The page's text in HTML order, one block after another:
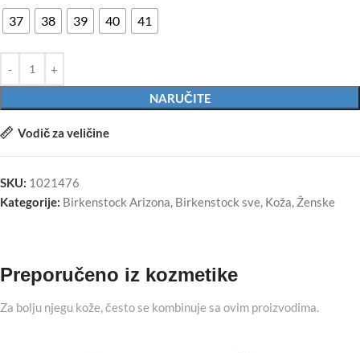
37
38 39 40 41
NARUČITE
Vodič za veličine
SKU: 1021476
Kategorije: Birkenstock Arizona Birkenstock sve Koža Ženske
Preporučeno iz kozmetike
Za bolju njegu kože, često se kombinuje sa ovim proizvodima.